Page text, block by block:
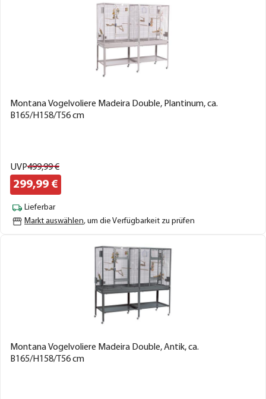
Montana Vogelvoliere Madeira Double, Plantinum, ca.
B165/H158/T56 cm
UVP499,99€
299,99 €
Lieferbar
Markt auswählen, um die Verfügbarkeit zu prüfen
Montana Vogelvoliere Madeira Double, Antik, ca.
B165/H158/T56 cm